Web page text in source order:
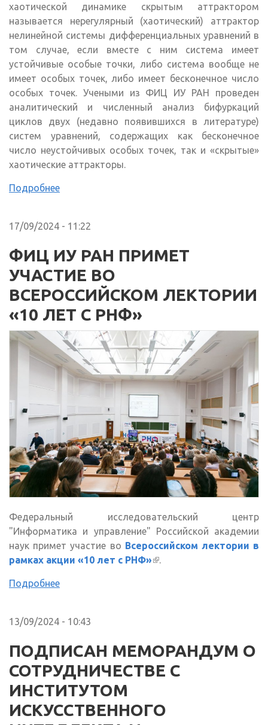
хаотической динамике скрытым аттрактором
называется нерегулярный (хаотический) аттрактор
нелинейной системы дифференциальных уравнений в
том случае, если вместе с ним система имеет
устойчивые особые точки, либо система вообще не
имеет особых точек, либо имеет бесконечное число
особых точек. Учеными из ФИЦ ИУ РАН проведен
аналитический и численный анализ бифуркаций
циклов двух (недавно появившихся в литературе)
систем уравнений, содержащих как бесконечное
число неустойчивых особых точек, так и «скрытые»
хаотические аттракторы.
Подробнее
17/09/2024 - 11:22
ФИЦ ИУ РАН ПРИМЕТ
УЧАСТИЕ ВО
ВСЕРОССИЙСКОМ ЛЕКТОРИИ
«10 ЛЕТ С РНФ»
Федеральный исследовательский центр
"Информатика и управление" Российской академии
наук примет участие во Всероссийском лектории в
рамках акции «10 лет с РНФ»(внешняя ссылка)
.
Подробнее
13/09/2024 - 10:43
ПОДПИСАН МЕМОРАНДУМ О
СОТРУДНИЧЕСТВЕ С
ИНСТИТУТОМ
ИСКУССТВЕННОГО